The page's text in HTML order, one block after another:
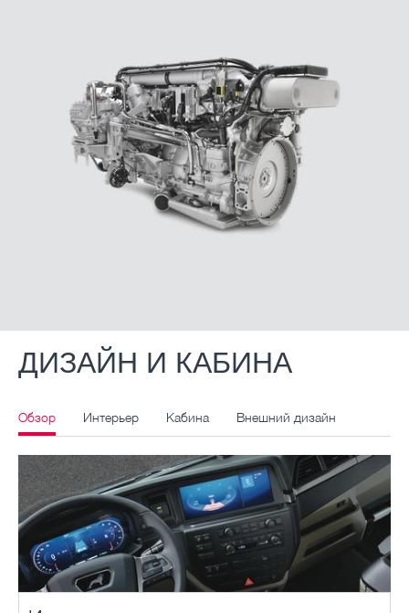
ДИЗАЙН И КАБИНА
Обзор Интерьер Кабина Внешний дизайн